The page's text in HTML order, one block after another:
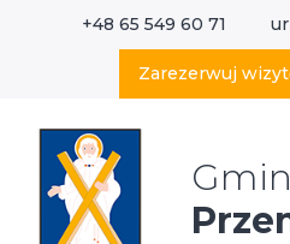
+48 65 549 60 71
Zarezerwuj
Wyszukaj w serwisie